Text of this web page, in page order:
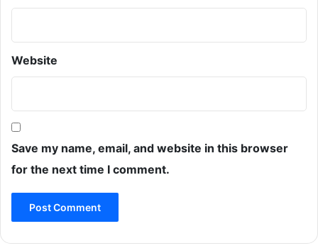
Website
Save my name, email, and website in this browser
for the next time I comment.